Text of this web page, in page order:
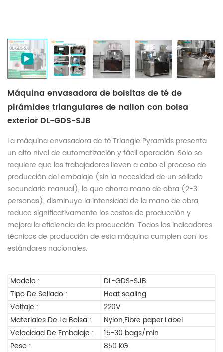
Máquina envasadora de bolsitas de té de
pirámides triangulares de nailon con bolsa
exterior DL-GDS-SJB
La máquina envasadora de té Triangle Pyramids presenta
un alto nivel de automatización y fácil operación. Solo se
requiere que los trabajadores lleven a cabo el proceso de
producción del embalaje (sin la necesidad de un sellado
secundario manual), lo que ahorra mano de obra (2-3
personas), disminuye la intensidad de la mano de obra,
reduce significativamente los costos de producción y
mejora la eficiencia de la producción. Todos los indicadores
técnicos de producción de esta máquina cumplen con los
estándares nacionales.
Modelo :
DL-GDS-SJB
Tipo De Sellado :
Heat sealing
Voltaje :
220V
Materiales De La Bolsa :
Nylon,Fibre paper,Label
Velocidad De Embalaje :
15-30 bags/min
Peso :
850 KG